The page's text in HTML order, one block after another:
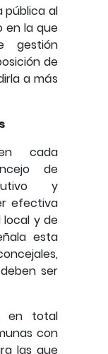
pública al
en la que
gestión
de
a más
cada
de
y
efectiva
local y de
esta
ser
en total
con
las que